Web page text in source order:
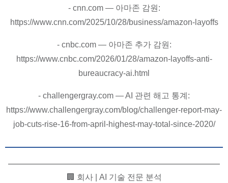
- cnn.com — 아마존 감원:
https://www.cnn.com/2025/10/28/business/amazon-layoffs
- cnbc.com — 아마존 추가 감원:
https://www.cnbc.com/2026/01/28/amazon-layoffs-anti-
bureaucracy-ai.html
- challengergray.com — AI 관련 해고 통계:
https://www.challengergray.com/blog/challenger-report-may-
job-cuts-rise-16-from-april-highest-may-total-since-2020/
━━━━━━━━━━━━━━━━━━━━━━━━━━
🏢 회사 | AI 기술 전문 분석